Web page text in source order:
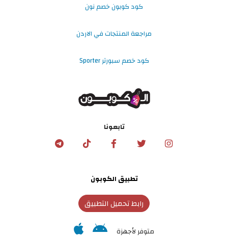
كود كوبون خصم نون
مراجعة المنتجات في الاردن
كود خصم سبورتر Sporter
تابعونا
تطبيق الكوبون
رابط تحميل التطبيق
متوفر لأجهزة